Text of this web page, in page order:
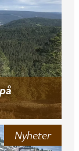
Nyheter